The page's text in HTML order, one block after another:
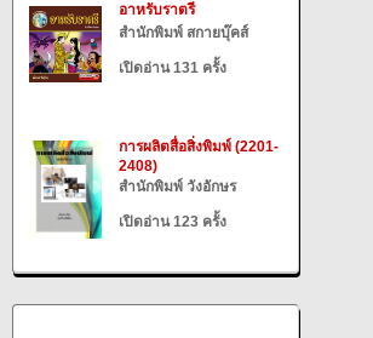
อาหรับราตรี
สำนักพิมพ์ สกายบุ๊คส์
เปิดอ่าน 131 ครั้ง
การผลิตสื่อสิ่งพิมพ์ (2201-
2408)
สำนักพิมพ์ วังอักษร
เปิดอ่าน 123 ครั้ง